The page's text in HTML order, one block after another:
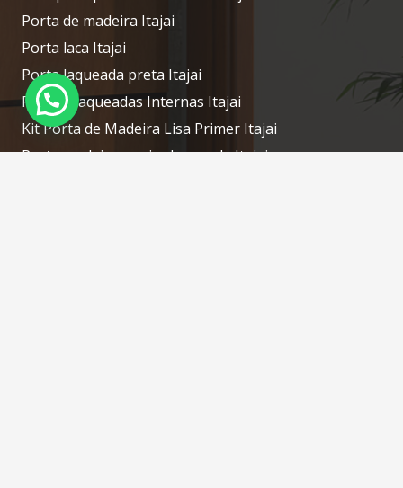
Porta de madeira Itajai
Porta laca Itajai
Porta laqueada preta Itajai
Portas Laqueadas Internas Itajai
Kit Porta de Madeira Lisa Primer Itajai
Porta madeira maciça laqueada Itajai